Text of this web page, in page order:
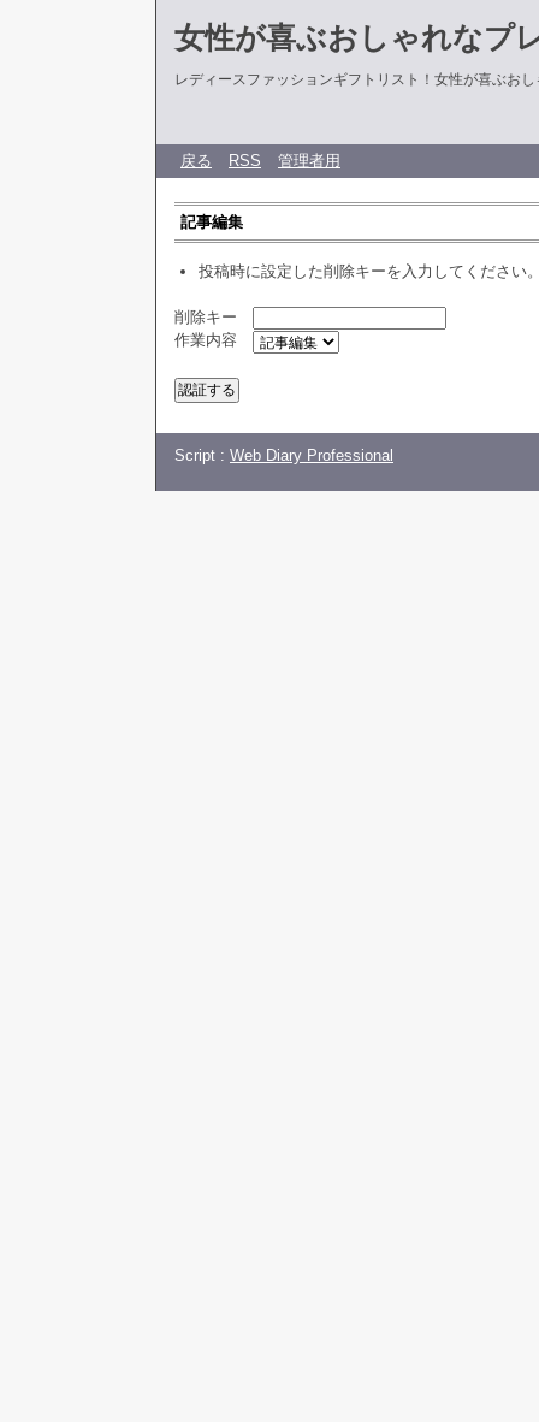
女性が喜ぶおしゃれなプ
レディースファッションギフトリスト！女性が喜ぶお
戻る RSS 管理者用
記事編集
投稿時に設定した削除キーを入力してください
削除キー
作業内容
Script : Web Diary Professional